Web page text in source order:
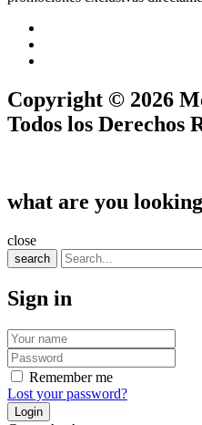
Copyright © 2026
Todos los Derechos
what are you
close
search
Sign in
Remember me
Lost your password?